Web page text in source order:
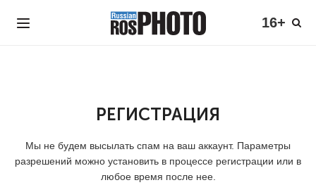
16+
РЕГИСТРАЦИЯ
Мы не будем высылать спам на ваш аккаунт. Параметры
разрешений можно установить в процессе регистрации или в
любое время после нее.